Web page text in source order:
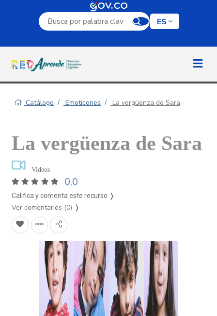
Campo de búsqueda por palabra clave
ES
Catálogo Emoticones La vergüenza de Sara
La vergüenza de Sara
Videos
0,0
Califica y comenta este recurso ❭
Ver comentarios (0) ❭